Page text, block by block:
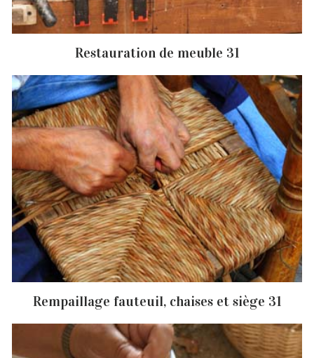
Restauration de meuble 31
Rempaillage fauteuil, chaises et siège 31